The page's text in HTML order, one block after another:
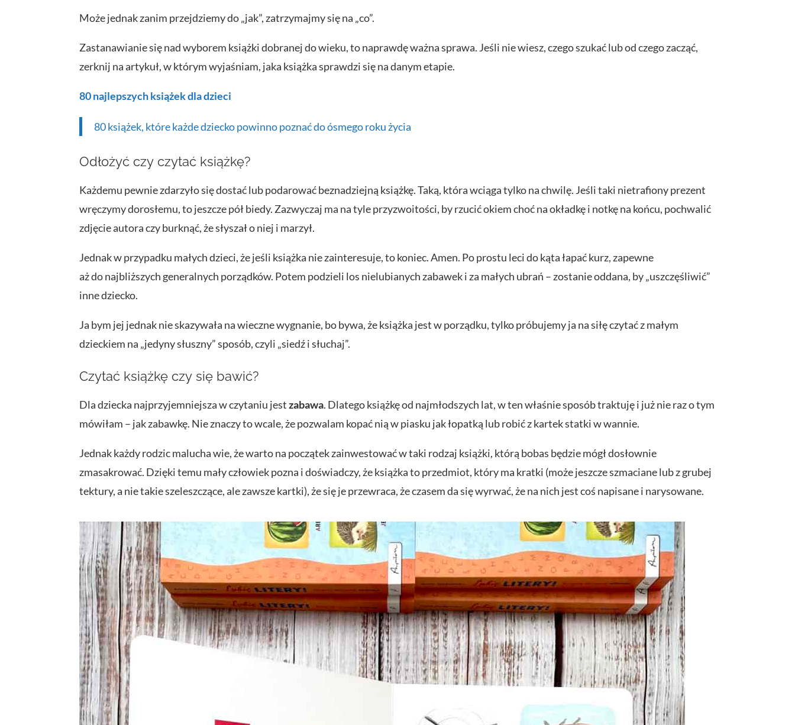
Może jednak zanim przejdziemy do „jak”, zatrzymajmy się na „co”.
Zastanawianie się nad wyborem książki dobranej do wieku, to naprawdę ważna sprawa. Jeśli nie wiesz, czego szukać lub od czego zacząć,
zerknij na artykuł, w którym wyjaśniam, jaka książka sprawdzi się na danym etapie.
80 najlepszych książek dla dzieci
80 książek, które każde dziecko powinno poznać do ósmego roku życia
Odłożyć czy czytać książkę?
Każdemu pewnie zdarzyło się dostać lub podarować beznadziejną książkę. Taką, która wciąga tylko na chwilę. Jeśli taki nietrafiony prezent
wręczymy dorosłemu, to jeszcze pół biedy. Zazwyczaj ma na tyle przyzwoitości, by rzucić okiem choć na okładkę i notkę na końcu, pochwalić
zdjęcie autora czy burknąć, że słyszał o niej i marzył.
Jednak w przypadku małych dzieci, że jeśli książka nie zainteresuje, to koniec. Amen. Po prostu leci do kąta łapać kurz, zapewne
aż do najbliższych generalnych porządków. Potem podzieli los nielubianych zabawek i za małych ubrań – zostanie oddana, by „uszczęśliwić”
inne dziecko.
Ja bym jej jednak nie skazywała na wieczne wygnanie, bo bywa, że książka jest w porządku, tylko próbujemy ja na siłę czytać z małym
dzieckiem na „jedyny słuszny” sposób, czyli „siedź i słuchaj”.
Czytać książkę czy się bawić?
Dla dziecka najprzyjemniejsza w czytaniu jestzabawa. Dlatego książkę od najmłodszych lat, w ten właśnie sposób traktuję i już nie raz o tym
mówiłam – jak zabawkę. Nie znaczy to wcale, że pozwalam kopać nią w piasku jak łopatką lub robić z kartek statki w wannie.
Jednak każdy rodzic malucha wie, że warto na początek zainwestować w taki rodzaj książki, którą bobas będzie mógł dosłownie
zmasakrować. Dzięki temu mały człowiek pozna i doświadczy, że książka to przedmiot, który ma kratki (może jeszcze szmaciane lub z grubej
tektury, a nie takie szeleszczące, ale zawsze kartki), że się je przewraca, że czasem da się wyrwać, że na nich jest coś napisane i narysowane.